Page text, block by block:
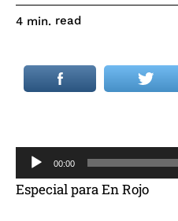
4 min. read
e
p
00:00
Especial para En Rojo